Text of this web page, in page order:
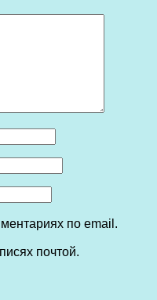
по email.
почтой.